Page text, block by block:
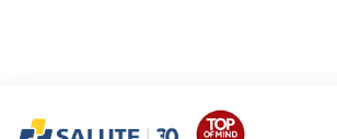
Salute Cachoeirinha